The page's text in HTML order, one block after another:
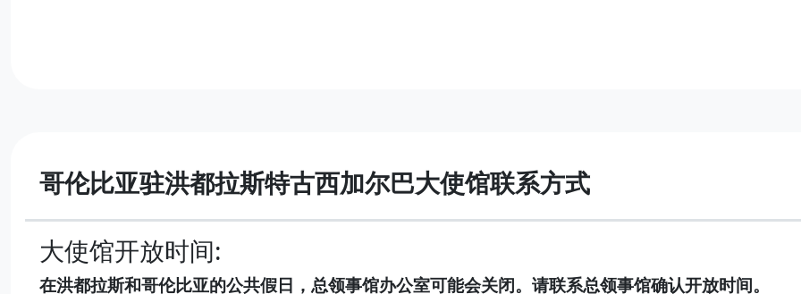
哥伦比亚驻洪都拉斯特古西加尔巴大使馆联系方式
大使馆开放时间:
在洪都拉斯和哥伦比亚的公共假日，总领事馆办公室可能会关闭。请联系总领事馆确认开放时间。